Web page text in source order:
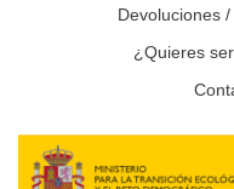
Devoluciones
¿Quieres